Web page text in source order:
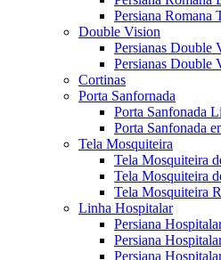
Persiana Romana
Double Vision
Persianas Double
Persianas Double
Cortinas
Porta Sanfornada
Porta Sanfonada
Porta Sanfonada
Tela Mosquiteira
Tela Mosquiteira
Tela Mosquiteira
Tela Mosquiteira
Linha Hospitalar
Persiana
Persiana
Persiana